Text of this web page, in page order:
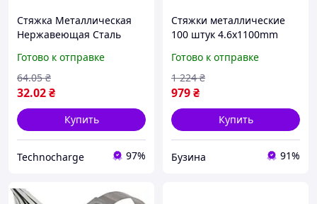
Стяжка Металлическая
Нержавеющая Сталь
фиксация,
универсальный, на
термобинт
Готово к отправке
32.02₴
64.05 ₴
Купить
Technocharge 97%
Стяжки металлические
100 штук 4.6х1100mm
Готово к отправке
979₴
1 224 ₴
Купить
Бузина 91%